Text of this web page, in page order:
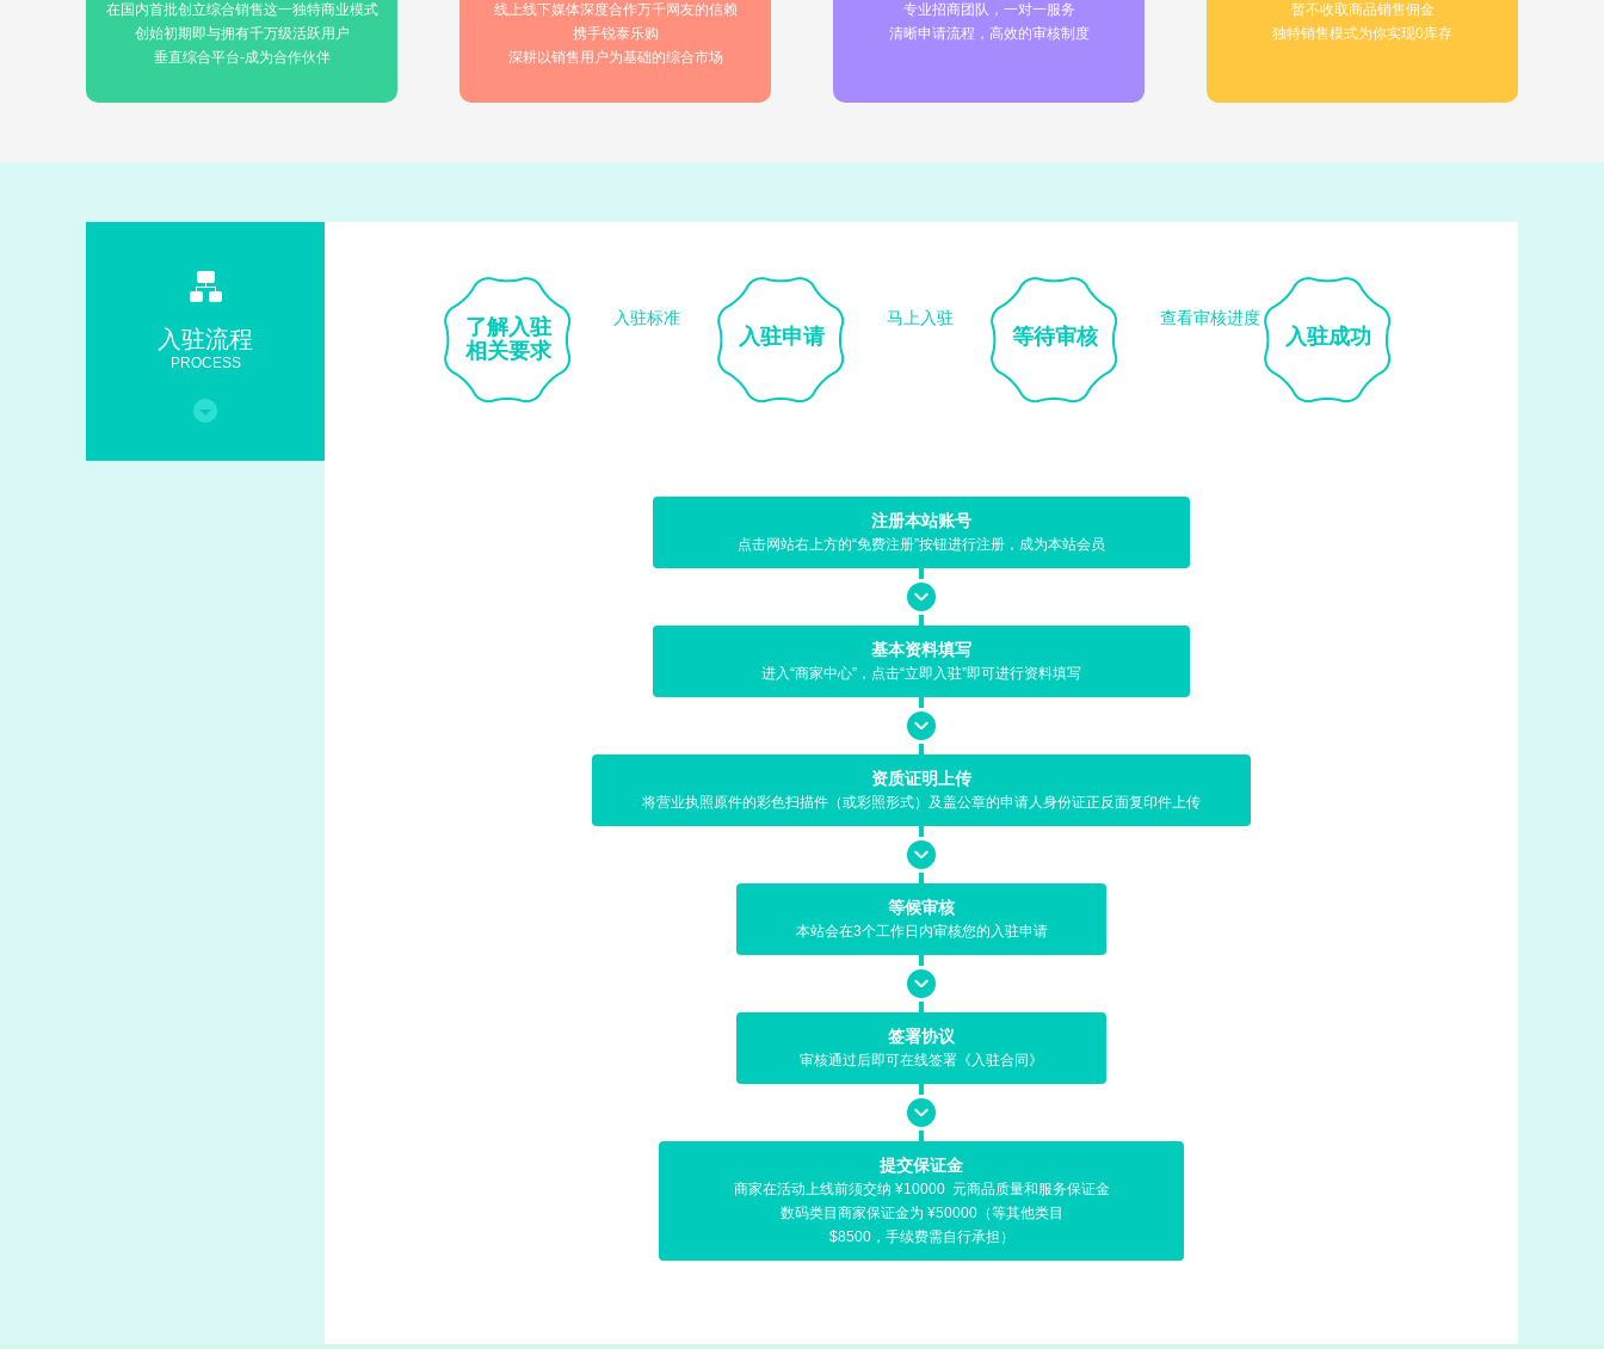
在国内首批创立综合销售这一独特商业模式
创始初期即与拥有千万级活跃用户
垂直综合平台-成为合作伙伴
线上线下媒体深度合作万千网友的信赖
携手锐泰乐购
深耕以销售用户为基础的综合市场
专业招商团队，一对一服务
清晰申请流程，高效的审核制度
暂不收取商品销售佣金
独特销售模式为你实现0库存
入驻流程
PROCESS
了解入驻
相关要求
入驻标准
入驻申请
马上入驻
等待审核
查看审核进度
入驻成功
注册本站账号
点击网站右上方的“免费注册”按钮进行注册，成为本站会员
基本资料填写
进入“商家中心”，点击“立即入驻”即可进行资料填写
资质证明上传
将营业执照原件的彩色扫描件（或彩照形式）及盖公章的申请人身份证正反面复印件上传
等候审核
本站会在3个工作日内审核您的入驻申请
签署协议
审核通过后即可在线签署《入驻合同》
提交保证金
商家在活动上线前须交纳 ¥10000 元商品质量和服务保证金
数码类目商家保证金为 ¥50000（等其他类目
$8500，手续费需自行承担）